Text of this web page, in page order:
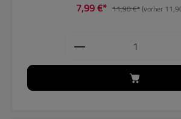
7,99 €* 11,90 €*(vorher
Produkt Anzahl: